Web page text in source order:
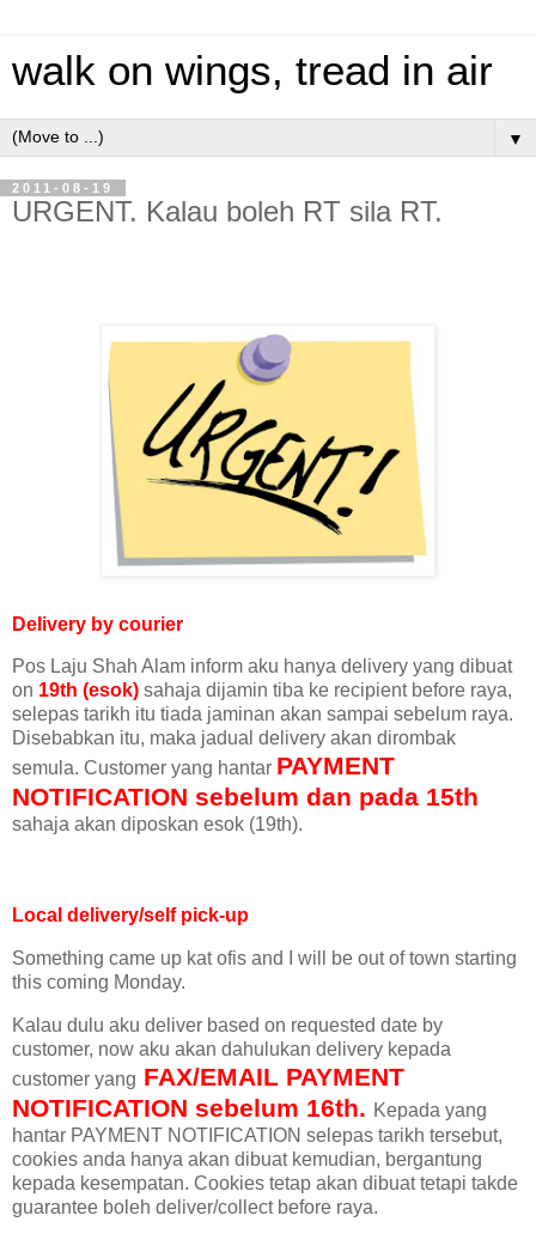
walk on wings, tread in air
▼
2011-08-19
URGENT. Kalau boleh RT sila RT.
Delivery by courier
Pos Laju Shah Alam inform aku hanya delivery yang dibuat
on 19th (esok) sahaja dijamin tiba ke recipient before raya,
selepas tarikh itu tiada jaminan akan sampai sebelum raya.
Disebabkan itu, maka jadual delivery akan dirombak
semula. Customer yang hantar PAYMENT
NOTIFICATION sebelum dan pada 15th
sahaja akan diposkan esok (19th).
Local delivery/self pick-up
Something came up kat ofis and I will be out of town starting
this coming Monday.
Kalau dulu aku deliver based on requested date by
customer, now aku akan dahulukan delivery kepada
customer yang FAX/EMAIL PAYMENT
NOTIFICATION sebelum 16th. Kepada yang
hantar PAYMENT NOTIFICATION selepas tarikh tersebut,
cookies anda hanya akan dibuat kemudian, bergantung
kepada kesempatan. Cookies tetap akan dibuat tetapi takde
guarantee boleh deliver/collect before raya.